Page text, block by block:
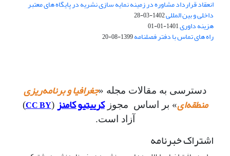
انعقاد قرارداد مشاوره در زمینه نمایه سازی نشریه در پایگاه های معتبر
داخلی و بین المللی1402-03-28
هزینه داوری1401-01-01
راه های تماس با دفتر فصلنامه1399-08-20
دسترسی به مقالات مجله «جغرافیا و برنامه‌ریزی
منطقه‌ای» بر اساس مجوزکرییتیو کامنز (
CC BY
)
آزاد است.
اشتراک خبرنامه